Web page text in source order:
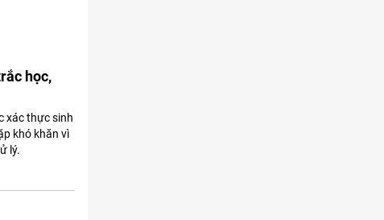
học,
xác thực sinh
khó khăn vì
lý.